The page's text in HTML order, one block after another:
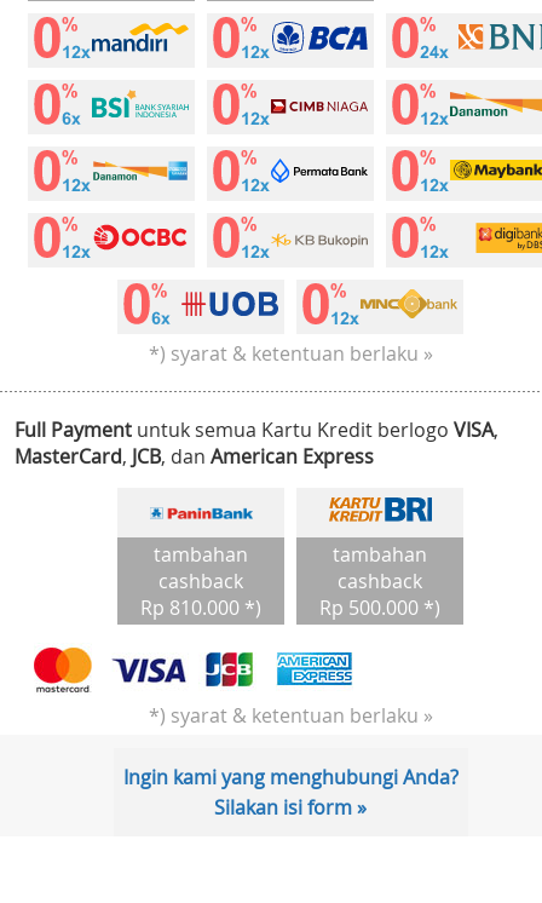
*) syarat & ketentuan berlaku »
Full Payment untuk semua Kartu Kredit berlogo VISA,
MasterCard, JCB, dan American Express
tambahan
cashback
Rp 810.000 *)
tambahan
cashback
Rp 500.000 *)
*) syarat & ketentuan berlaku »
Ingin kami yang menghubungi Anda?
Silakan isi form »